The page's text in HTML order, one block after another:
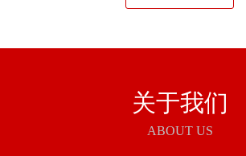
关于我们
ABOUT US